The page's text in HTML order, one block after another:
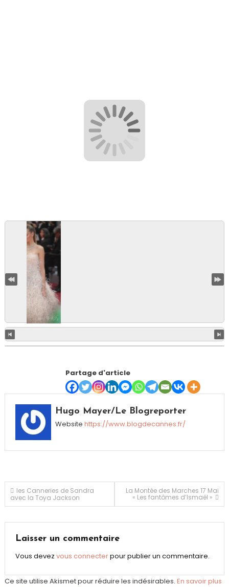
Partage d'article
Hugo Mayer/Le Blogreporter
Website https://www.blogdecannes.fr/
Navigation
l’article
les Canneries de Sandra
avec la Toya Jackson
La Montée des Marches 17 Mai
« Les fantômes d’Ismaël »
Laisser un commentaire
Vous devez vous connecterpour publier un commentaire.
Ce site utilise Akismet pour réduire les indésirables. En savoir plus